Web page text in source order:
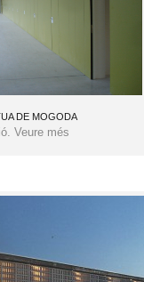
DE MOGODA
Veure més